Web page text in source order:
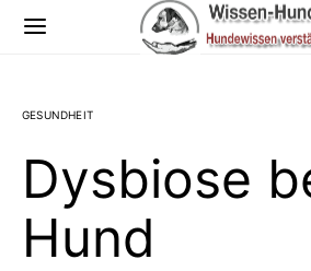
GESUNDHEIT
Dysbiose
Hund